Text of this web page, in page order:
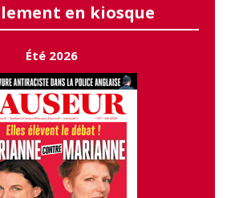
en kiosque
Été 2026